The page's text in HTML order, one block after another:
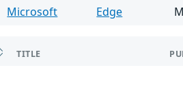
Microsoft Edge
TITLE